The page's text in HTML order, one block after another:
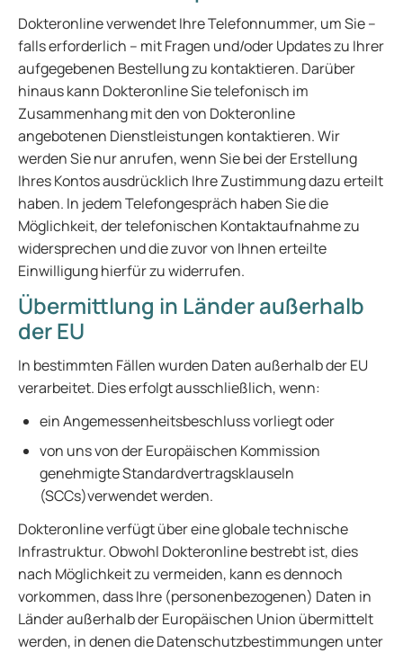
Dokteronline verwendet Ihre Telefonnummer, um Sie –
falls erforderlich – mit Fragen und/oder Updates zu Ihrer
aufgegebenen Bestellung zu kontaktieren. Darüber
hinaus kann Dokteronline Sie telefonisch im
Zusammenhang mit den von Dokteronline
angebotenen Dienstleistungen kontaktieren. Wir
werden Sie nur anrufen, wenn Sie bei der Erstellung
Ihres Kontos ausdrücklich Ihre Zustimmung dazu erteilt
haben. In jedem Telefongespräch haben Sie die
Möglichkeit, der telefonischen Kontaktaufnahme zu
widersprechen und die zuvor von Ihnen erteilte
Einwilligung hierfür zu widerrufen.
Übermittlung in Länder außerhalb
der EU
In bestimmten Fällen wurden Daten außerhalb der EU
verarbeitet. Dies erfolgt ausschließlich, wenn:
ein Angemessenheitsbeschluss vorliegt oder
von uns von der Europäischen Kommission
genehmigte Standardvertragsklauseln
(SCCs)verwendet werden.
Dokteronline verfügt über eine globale technische
Infrastruktur. Obwohl Dokteronline bestrebt ist, dies
nach Möglichkeit zu vermeiden, kann es dennoch
vorkommen, dass Ihre (personenbezogenen) Daten in
Länder außerhalb der Europäischen Union übermittelt
werden, in denen die Datenschutzbestimmungen unter